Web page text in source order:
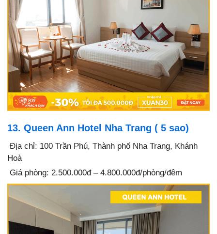
13. Queen Ann Hotel Nha Trang ( 5 sao)
Địa chỉ: 100 Trần Phú, Thành phố Nha Trang, Khánh
Hoà
Giá phòng: 2.500.000đ – 4.800.000đ/phòng/đêm